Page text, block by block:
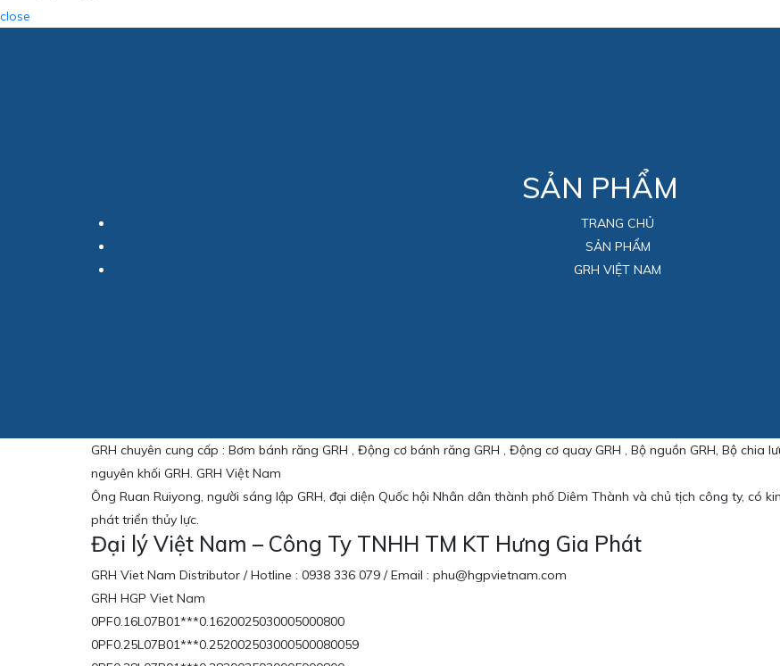
close
SẢN PHẨM
TRANG CHỦ
SẢN PHẨM
GRH VIỆT NAM
GRH chuyên cung cấp : Bơm bánh răng GRH , Động cơ bánh răng GRH , Động cơ quay GRH , Bộ nguồn GRH, Bộ chia
nguyên khối GRH. GRH Việt Nam
Ông Ruan Ruiyong, người sáng lập GRH, đại diện Quốc hội Nhân dân thành phố Diêm Thành và chủ tịch công ty, có
phát triển thủy lực.
Đại lý Việt Nam – Công Ty TNHH TM KT Hưng Gia Phát
GRH Viet Nam Distributor / Hotline : 0938 336 079 / Email : phu@hgpvietnam.com
GRH HGP Viet Nam
0PF0.16L07B01***0.1620025030005000800
0PF0.25L07B01***0.252002503000500080059